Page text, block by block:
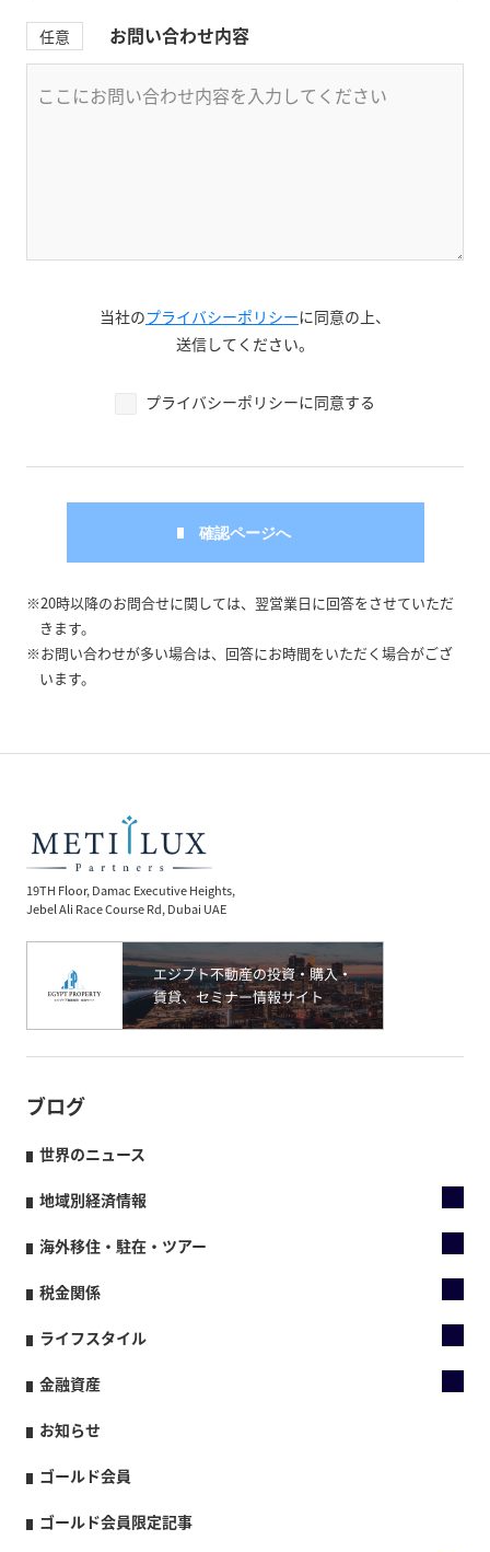
任意 お問い合わせ内容
当社のプライバシーポリシーに同意の上、
送信してください。
プライバシーポリシーに同意する
※20時以降のお問合せに関しては、翌営業日に回答をさせていただ
きます。
※お問い合わせが多い場合は、回答にお時間をいただく場合がござ
います。
19TH Floor, Damac Executive Heights,
Jebel Ali Race Course Rd, Dubai UAE
ブログ
世界のニュース
地域別経済情報
海外移住・駐在・ツアー
税金関係
ライフスタイル
金融資産
お知らせ
ゴールド会員
ゴールド会員限定記事